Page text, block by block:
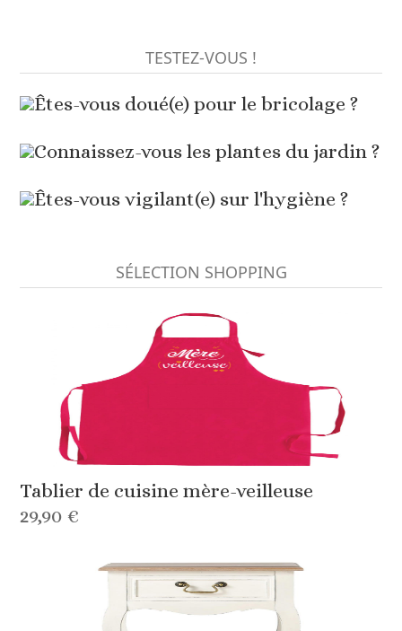
TESTEZ-VOUS !
Êtes-vous doué(e) pour le bricolage ?
Connaissez-vous les plantes du jardin ?
Êtes-vous vigilant(e) sur l'hygiène ?
SÉLECTION SHOPPING
Tablier de cuisine mère-veilleuse
29,90 €